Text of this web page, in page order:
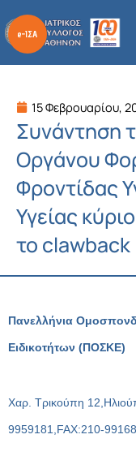
στο
περιεχόμενο
15 Φεβρουαρίου,
Συνάντηση
Οργάνου
Φροντίδας
Υγείας
το clawback
Πανελλήνια
Ειδικοτήτων (ΠΟΣΚΕ)
Χαρ. Τρικούπη
9959181,FAX:210-